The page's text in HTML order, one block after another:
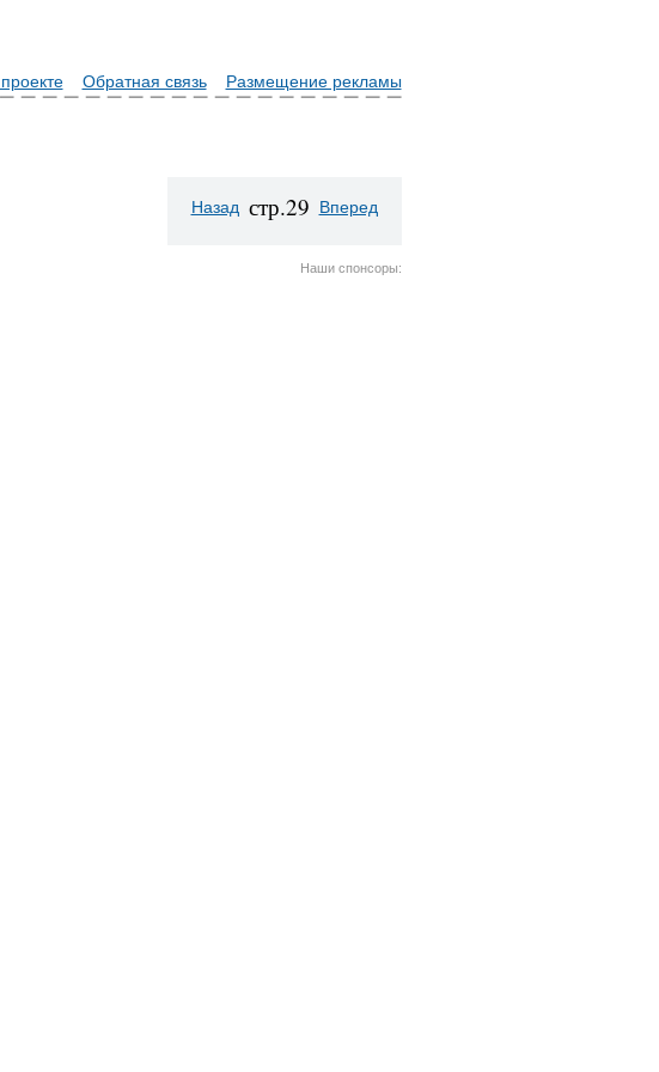
Обратная связь Размещение рекламы
Назад стр.29 Вперед
Наши спонсоры: